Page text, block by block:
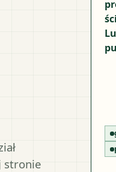
stronie